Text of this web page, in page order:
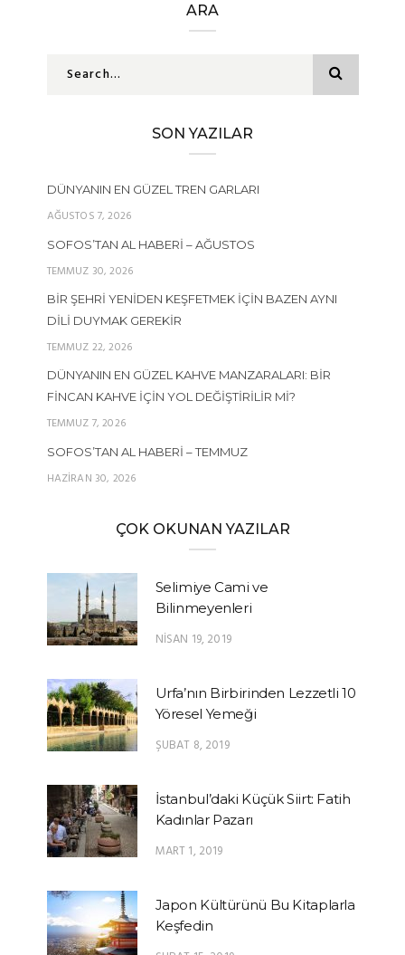
ARA
SON YAZILAR
DÜNYANIN EN GÜZEL TREN GARLARI
AĞUSTOS 7, 2026
SOFOS’TAN AL HABERI – AĞUSTOS
TEMMUZ 30, 2026
BIR ŞEHRI YENIDEN KEŞFETMEK İÇIN BAZEN AYNI
DILI DUYMAK GEREKIR
TEMMUZ 22, 2026
DÜNYANIN EN GÜZEL KAHVE MANZARALARI: BIR
FINCAN KAHVE İÇIN YOL DEĞIŞTIRILIR MI?
TEMMUZ 7, 2026
SOFOS’TAN AL HABERI – TEMMUZ
HAZIRAN 30, 2026
ÇOK OKUNAN YAZILAR
Selimiye Cami ve
Bilinmeyenleri
NISAN 19, 2019
Urfa’nın Birbirinden Lezzetli 10
Yöresel Yemeği
ŞUBAT 8, 2019
İstanbul’daki Küçük Siirt: Fatih
Kadınlar Pazarı
MART 1, 2019
Japon Kültürünü Bu Kitaplarla
Keşfedin